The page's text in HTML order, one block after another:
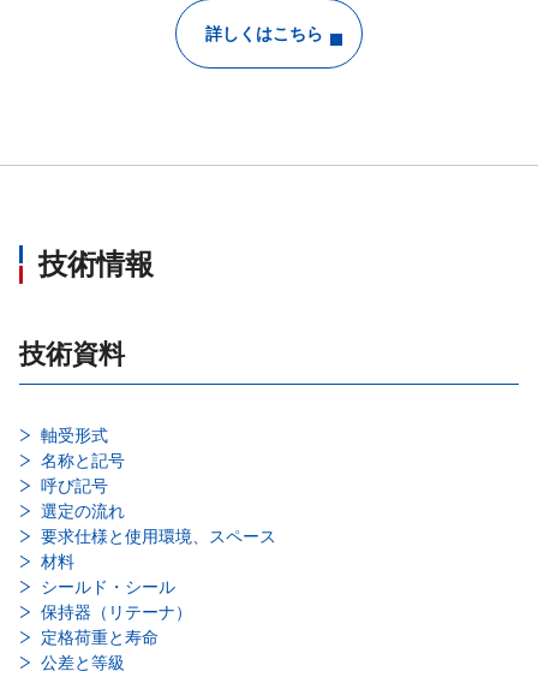
詳しくはこちら
技術情報
技術資料
軸受形式
名称と記号
呼び記号
選定の流れ
要求仕様と使用環境、スペース
材料
シールド・シール
保持器（リテーナ）
定格荷重と寿命
公差と等級